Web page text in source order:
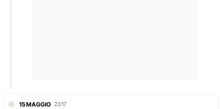
15 MAGGIO 23:17